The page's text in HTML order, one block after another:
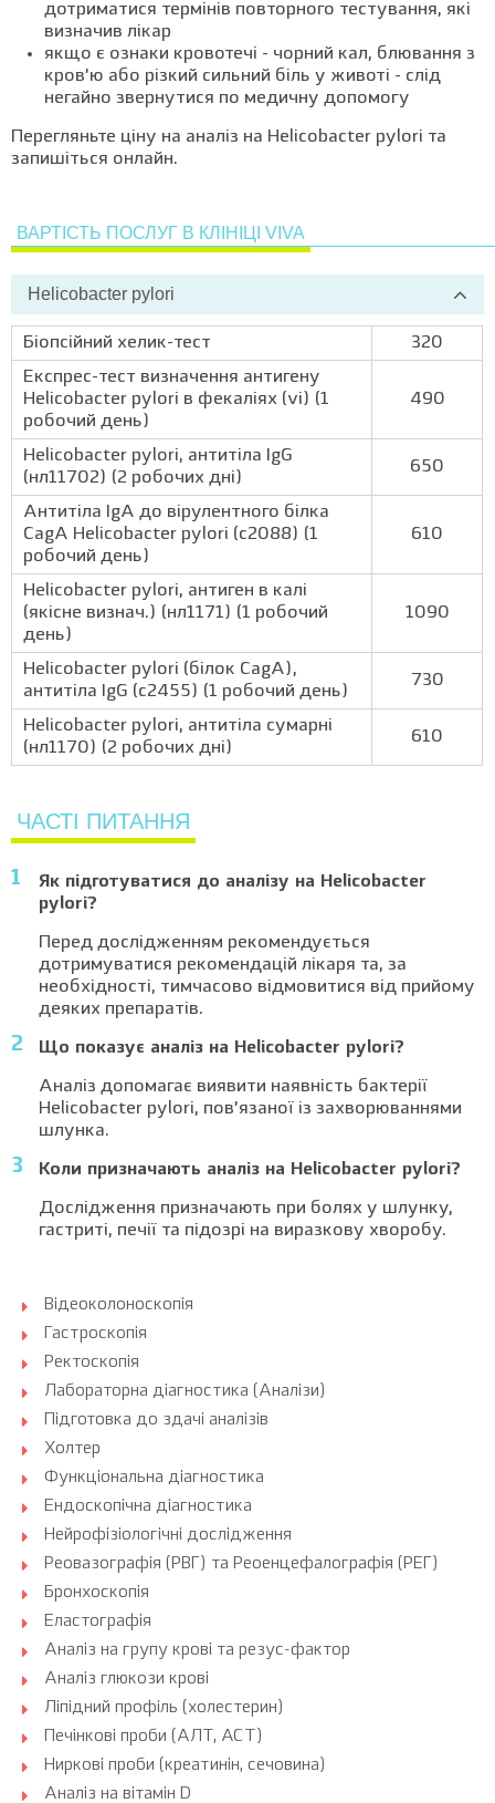
дотриматися термінів повторного тестування, які
визначив лікар
якщо є ознаки кровотечі - чорний кал, блювання з
кров’ю або різкий сильний біль у животі - слід
негайно звернутися по медичну допомогу
Перегляньте ціну на аналіз на Helicobacter pylori та
запишіться онлайн.
ВАРТІСТЬ ПОСЛУГ В КЛІНІЦІ VIVA
Helicobacter pylori
Біопсійний хелик-тест
320
Експрес-тест визначення антигену
Helicobacter pylori в фекаліях (vi) (1
робочий день)
490
Helicobacter pylori, aнтитіла IgG
(нл11702) (2 робочих дні)
650
Антитіла IgА до вірулентного білка
CagA Helicobacter pylori (с2088) (1
робочий день)
610
Helicobacter pylori, антиген в калі
(якісне визнач.) (нл1171) (1 робочий
день)
1090
Helicobacter pylori (білок CagA),
антитіла IgG (с2455) (1 робочий день)
730
Helicobacter pylori, антитіла сумарні
(нл1170) (2 робочих дні)
610
ЧАСТІ ПИТАННЯ
Як підготуватися до аналізу на Helicobacter
pylori?
Перед дослідженням рекомендується
дотримуватися рекомендацій лікаря та, за
необхідності, тимчасово відмовитися від прийому
деяких препаратів.
Що показує аналіз на Helicobacter pylori?
Аналіз допомагає виявити наявність бактерії
Helicobacter pylori, пов’язаної із захворюваннями
шлунка.
Коли призначають аналіз на Helicobacter pylori?
Дослідження призначають при болях у шлунку,
гастриті, печії та підозрі на виразкову хворобу.
Відеоколоноскопія
Гастроскопія
Ректоскопія
Лабораторна діагностика (Аналізи)
Підготовка до здачі аналізів
Холтер
Функціональна діагностика
Ендоскопічна діагностика
Нейрофізіологічні дослідження
Реовазографія (РВГ) та Реоенцефалографія (РЕГ)
Бронхоскопія
Еластографія
Аналіз на групу крові та резус-фактор
Аналіз глюкози крові
Ліпідний профіль (холестерин)
Печінкові проби (АЛТ, АСТ)
Ниркові проби (креатинін, сечовина)
Аналіз на вітамін D